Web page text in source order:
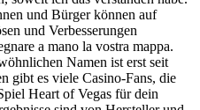
und Bürger können auf
und Verbesserungen
a mano la vostra mappa.
Namen ist erst seit
gibt es viele Casino-Fans, die
Heart of Vegas für dein